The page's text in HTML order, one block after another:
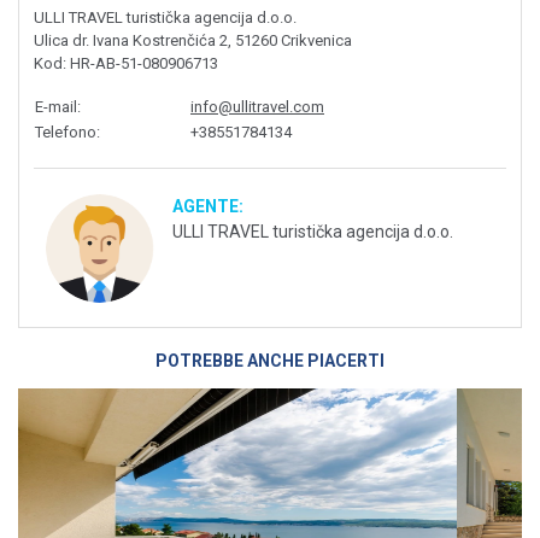
ULLI TRAVEL turistička agencija d.o.o.
Ulica dr. Ivana Kostrenčića 2, 51260 Crikvenica
Kod: HR-AB-51-080906713
E-mail:
info@ullitravel.com
Telefono: +38551784134
AGENTE:
ULLI TRAVEL turistička agencija d.o.o.
POTREBBE ANCHE PIACERTI